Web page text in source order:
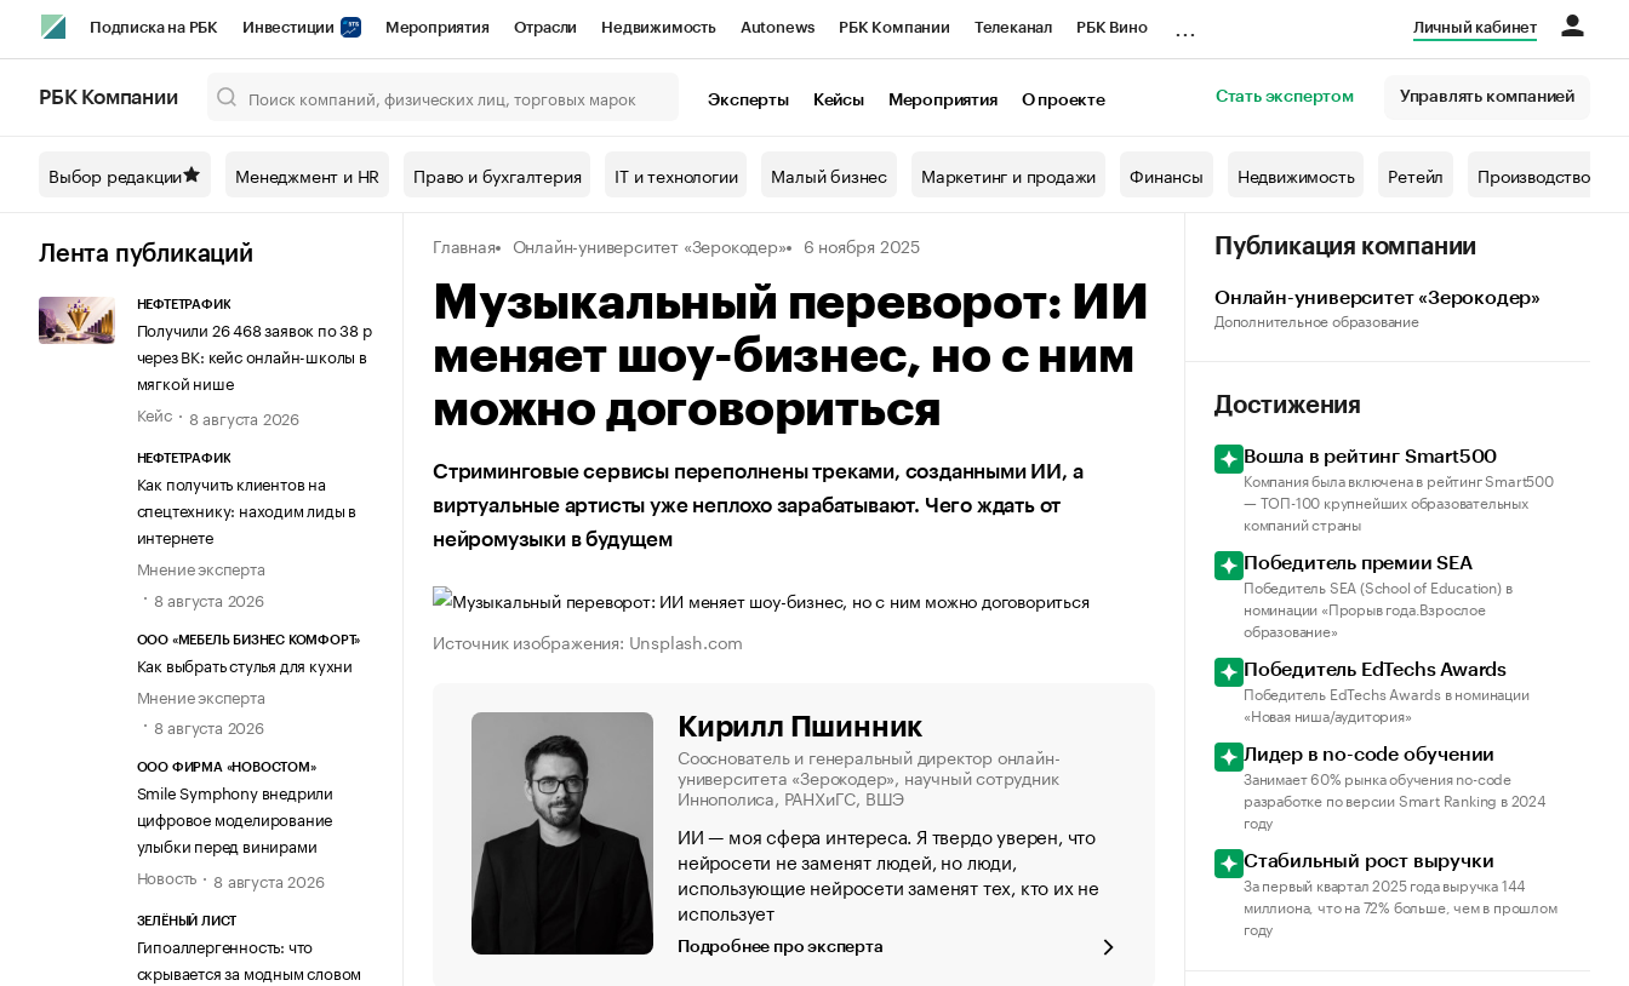
Подписка на РБК Инвестиции Мероприятия Отрасли Недвижимость Autonews РБК Компании Телеканал РБК Вино
Спецпроекты СПб Конференции СПб Спецпроекты Проверка контрагентов
Технологии и медиа Рынок наличной валюты
Личный кабинет
РБК Компании Эксперты Кейсы Мероприятия О проекте Стать экспертом Управлять компанией
Выбор редакции Менеджмент и HR Право и бухгалтерия IT и технологии Малый бизнес Маркетинг и продажи Финансы Недвижимость Ретейл Производство
Лента публикаций
НЕФТЕТРАФИК
Получили 26 468 заявок по 38 р
через ВК: кейс онлайн-школы в
мягкой нише
Кейс
8 августа 2026
НЕФТЕТРАФИК
Как получить клиентов на
спецтехнику: находим лиды в
интернете
Мнение эксперта
8 августа 2026
ООО «МЕБЕЛЬ БИЗНЕС КОМФОРТ»
Как выбрать стулья для кухни
Мнение эксперта
8 августа 2026
ООО ФИРМА «НОВОСТОМ»
Smile Symphony внедрили
цифровое моделирование
улыбки перед винирами
Новость
8 августа 2026
ЗЕЛЁНЫЙ ЛИСТ
Гипоаллергенность: что
скрывается за модным словом
Главная Онлайн-университет «Зерокодер» 6 ноября 2025
Музыкальный переворот: ИИ
меняет шоу-бизнес, но с ним
можно договориться
Стриминговые сервисы переполнены треками, созданными ИИ, а
виртуальные артисты уже неплохо зарабатывают. Чего ждать от
нейромузыки в будущем
Источник изображения: Unsplash.com
Кирилл Пшинник
Сооснователь и генеральный директор онлайн-
университета «Зерокодер», научный сотрудник
Иннополиса, РАНХиГС, ВШЭ
ИИ — моя сфера интереса. Я твердо уверен, что
нейросети не заменят людей, но люди,
использующие нейросети заменят тех, кто их не
использует
Подробнее про эксперта
Публикация компании
Онлайн-университет «Зерокодер»
Дополнительное образование
Достижения
Вошла в рейтинг Smart500
Компания была включена в рейтинг Smart500
— ТОП-100 крупнейших образовательных
компаний cтраны
Победитель премии SEA
Победитель SEA (School of Education) в
номинации «Прорыв года.Взрослое
образование»
Победитель EdTechs Awards
Победитель EdTechs Awards в номинации
«Новая ниша/аудитория»
Лидер в no-code обучении
Занимает 60% рынка обучения no-code
разработке по версии Smart Ranking в 2024
году
Стабильный рост выручки
За первый квартал 2025 года выручка 144
миллиона, что на 72% больше, чем в прошлом
году